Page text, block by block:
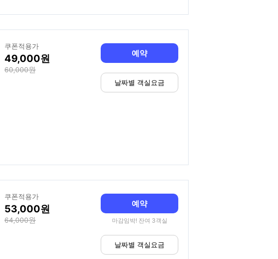
쿠폰적용가
49,000
60,000
예약
날짜별 객실요금
쿠폰적용가
53,000
64,000
예약
마감임박! 잔여 3객실
날짜별 객실요금